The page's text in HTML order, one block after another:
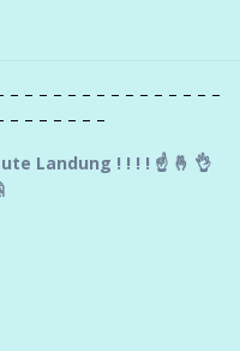
– – – – – – – – – – – – – – –
– – – – – – –
Landung ! ! ! ! ☝ 🤞 👌